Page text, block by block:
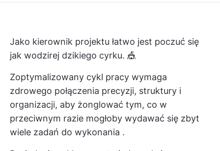
Jako kierownik projektu łatwo jest poczuć się
jak wodzirej dzikiego cyrku. 🎪
Zoptymalizowany cykl pracy wymaga
zdrowego połączenia precyzji, struktury i
organizacji, aby żonglować tym, co w
przeciwnym razie mogłoby wydawać się zbyt
wiele zadań do wykonania .